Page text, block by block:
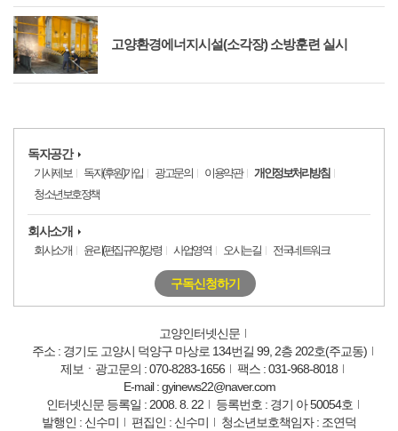
고양환경에너지시설(소각장) 소방훈련 실시
독자공간
기사제보 독자(후원)가입 광고문의 이용약관
개인정보처리방침
청소년보호정책
회사소개
회사소개 윤리(편집규약)강령 사업영역 오시는길 전국네트워크
구독신청하기
고양인터넷신문
주소 : 경기도 고양시 덕양구 마상로 134번길 99, 2층 202호(주교동)
제보ㆍ광고문의 : 070-8283-1656
팩스 : 031-968-8018
E-mail : gyinews22@naver.com
인터넷신문 등록일 : 2008. 8. 22
등록번호 : 경기 아 50054호
발행인 : 신수미
편집인 : 신수미 청소년보호책임자 : 조연덕